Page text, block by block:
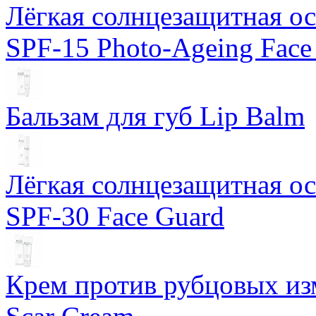
Лёгкая солнцезащитная
SPF-15 Photo-Ageing
Бальзам для губ Lip Balm
Лёгкая солнцезащитная
SPF-30 Face Guard
Крем против рубцовых